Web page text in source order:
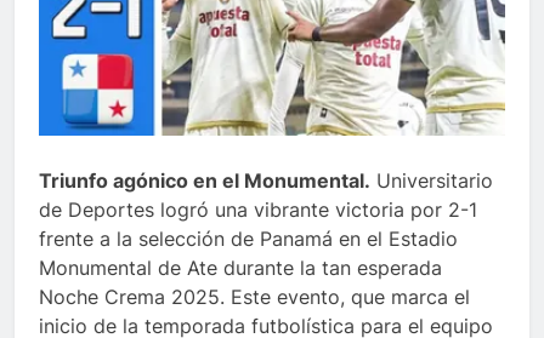
Triunfo agónico en el Monumental. Universitario
de Deportes logró una vibrante victoria por 2-1
frente a la selección de Panamá en el Estadio
Monumental de Ate durante la tan esperada
Noche Crema 2025. Este evento, que marca el
inicio de la temporada futbolística para el equipo